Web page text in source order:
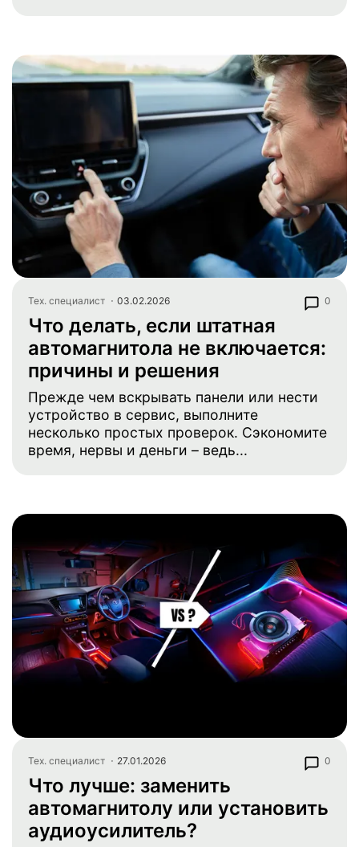
Тех. специалист 03.02.2026 0
Что делать, если штатная
автомагнитола не включается:
причины и решения
Прежде чем вскрывать панели или нести
устройство в сервис, выполните
несколько простых проверок. Сэкономите
время, нервы и деньги – ведь...
Тех. специалист 27.01.2026 0
Что лучше: заменить
автомагнитолу или установить
аудиоусилитель?